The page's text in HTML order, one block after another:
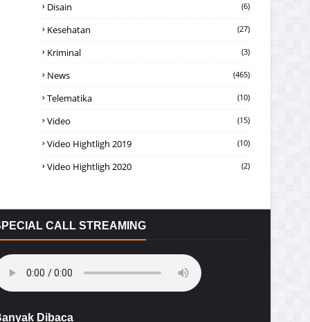
Disain (6)
Kesehatan (27)
Kriminal (3)
News (465)
Telematika (10)
Video (15)
Video Hightligh 2019 (10)
Video Hightligh 2020 (2)
CALL STREAMING
Dibaca